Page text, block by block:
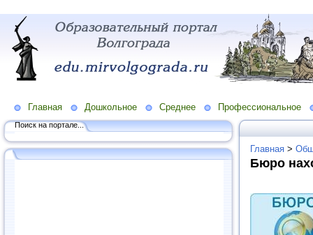
Главная Дошкольное Среднее Профессиональное
Поиск на портале...
Главная >
Бюро